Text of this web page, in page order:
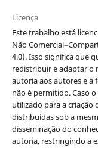
Licença
Este trabalho está
Não
4.0). Isso significa que
redistribuir e adaptar o
autoria aos autores e à
não é permitido. Caso
utilizado para a criação
distribuídas sob a
disseminação do
autoria, restringindo a